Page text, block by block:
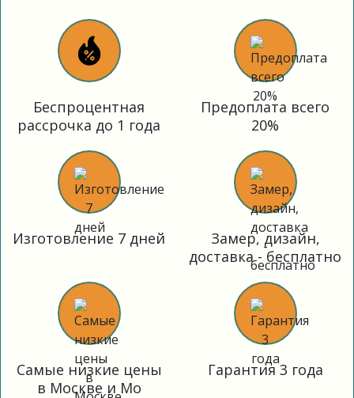
Беспроцентная
рассрочка до 1 года
Предоплата всего
20%
Изготовление 7 дней
Замер, дизайн,
доставка - бесплатно
Самые низкие цены
в Москве и Мо
Гарантия 3 года